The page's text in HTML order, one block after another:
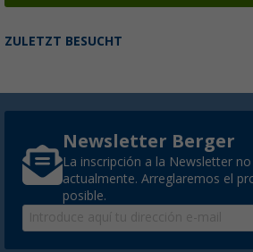
ZULETZT BESUCHT
Newsletter Berger
La inscripción a la Newsletter
actualmente. Arreglaremos el
posible.